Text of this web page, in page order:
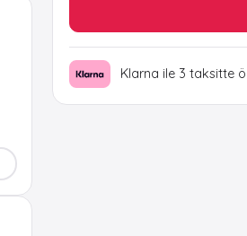
Klarna ile 3 taksitte